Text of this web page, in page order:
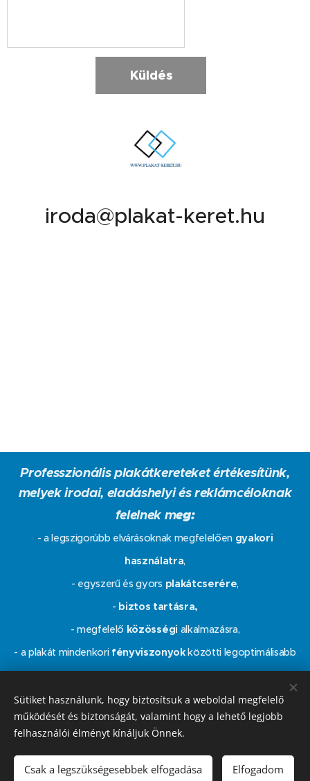
Küldés
iroda@plakat-keret.hu
Professzionális plakátkereteket értékesítünk,
melyek irodai, eladáshelyi és reklámcéloknak
felelnek meg:
- a legszigorúbb elvárásoknak megfelelően gyakori
használatra,
- egyszerű és gyors plakátcserére,
- biztos tartásra,
- megfelelő közösségi alkalmazásra,
- a plakát mindenkori fényviszonyokközötti legoptimálisabb
bemutatására lettek kifejlesztve
Minden termékünk a TÜV által bevizsgált, 2-5 év
garanciával kerül értékesítésre.
Sütiket használunk, hogy biztosítsuk a weboldal megfelelő
működését és biztonságát, valamint hogy a lehető legjobb
felhasználói élményt kínáljuk Önnek.
Csak a legszükségesebbek elfogadása Elfogadom